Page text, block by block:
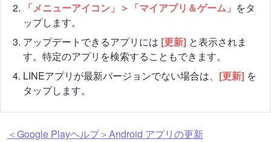
「メニューアイコン」＞「マイアプリ＆ゲーム」 をタ
ップします。
アップデートできるアプリには [更新] と表示されま
す。特定のアプリを検索することもできます。
LINEアプリが最新バージョンでない場合は、 [更新] を
タップします。
＜Google Playヘルプ＞Android アプリの更新